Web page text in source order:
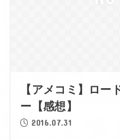
【アメコミ】ロー
ー【感想】
2016.07.31